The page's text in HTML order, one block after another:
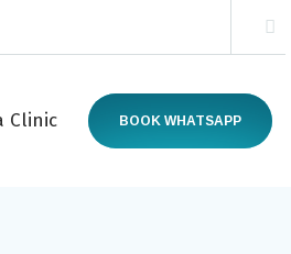
BOOK WHATSAPP
Clinic